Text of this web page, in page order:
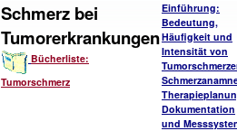
Schmerz bei
Tumorerkrankungen
Bücherliste:
Tumorschmerz
Einführung:
Bedeutung,
Häufigkeit und
Intensität von
Dokumentation
und